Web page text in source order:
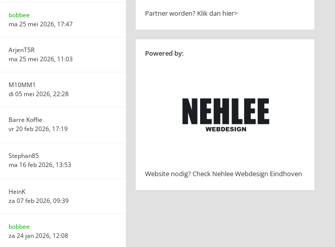
bobbee
ma 25 mei 2026, 17:47
ArjenT5R
ma 25 mei 2026, 11:03
M10MM1
di 05 mei 2026, 22:28
Barre Koffie
vr 20 feb 2026, 17:19
Stephan85
ma 16 feb 2026, 13:53
HeinK
za 07 feb 2026, 09:39
bobbee
za 24 jan 2026, 12:08
Partner worden? Klik dan hier>
Powered by:
Website nodig? Check Nehlee Webdesign Eindhoven